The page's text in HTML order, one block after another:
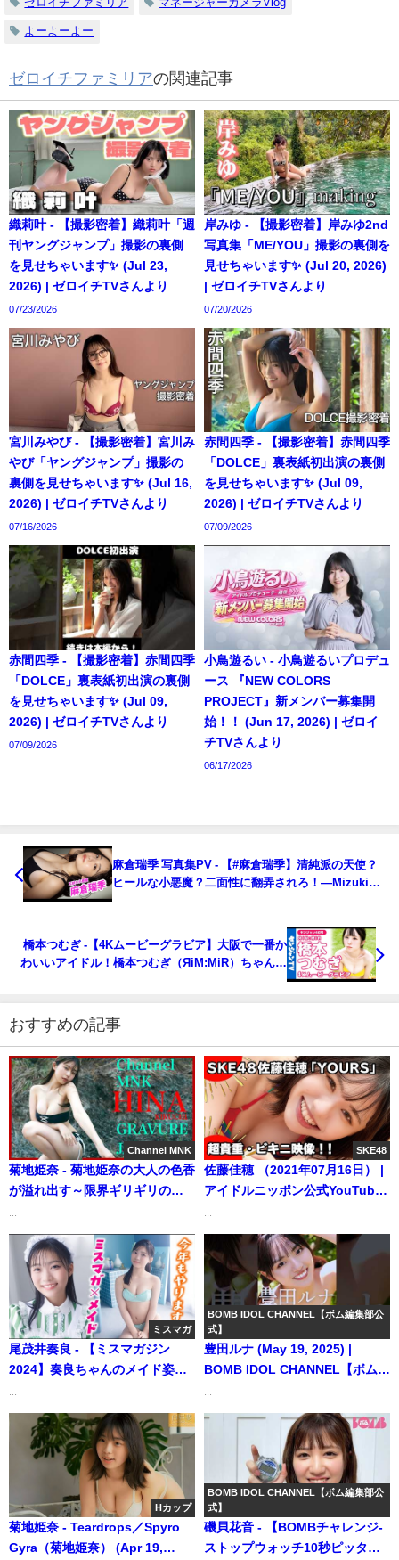
よーよーよー
ゼロイチファミリアの関連記事
織莉叶 - 【撮影密着】織莉叶「週
刊ヤングジャンプ」撮影の裏側
を見せちゃいます✨ (Jul 23,
2026) | ゼロイチTVさんより
07/23/2026
岸みゆ - 【撮影密着】岸みゆ2nd
写真集「ME/YOU」撮影の裏側を
見せちゃいます✨ (Jul 20, 2026)
| ゼロイチTVさんより
07/20/2026
宮川みやび - 【撮影密着】宮川み
やび「ヤングジャンプ」撮影の
裏側を見せちゃいます✨ (Jul 16,
2026) | ゼロイチTVさんより
07/16/2026
赤間四季 - 【撮影密着】赤間四季
「DOLCE」裏表紙初出演の裏側
を見せちゃいます✨ (Jul 09,
2026) | ゼロイチTVさんより
07/09/2026
赤間四季 - 【撮影密着】赤間四季
「DOLCE」裏表紙初出演の裏側
を見せちゃいます✨ (Jul 09,
2026) | ゼロイチTVさんより
07/09/2026
小鳥遊るい - 小鳥遊るいプロデュ
ース 『NEW COLORS
PROJECT』新メンバー募集開
始！！ (Jun 17, 2026) | ゼロイ
チTVさんより
06/17/2026
麻倉瑞季 写真集PV - 【#麻倉瑞季】清純派の天使？
ヒールな小悪魔？二面性に翻弄されろ！―Mizuki
橋本つむぎ -【4Kムービーグラビア】大阪で一番か
わいいアイドル！橋本つむぎ（ЯiM:MiR）ちゃんの
ンTV【集英社ヤングジャンプ公式】さんより
おすすめの記事
Channel MNK
菊地姫奈 - 菊地姫奈の大人の色香
が溢れ出す～限界ギリギリの挑
【21時配信】【GRAVURE】
(Oct 10, 2025) | Channel MNK
さんより
SKE48
佐藤佳穂 （2021年07月16日） |
アイドルニッポン公式YouTube
ミスマガ
尾茂井奏良 - 【ミスマガジン
2024】奏良ちゃんのメイド姿が
TVさんより
BOMB IDOL CHANNEL【ボム編集部公
式】
豊田ルナ (May 19, 2025) |
BOMB IDOL CHANNEL【ボム編
Hカップ
菊地姫奈 - Teardrops／Spyro
Gyra（菊地姫奈） (Apr 19,
BOMB IDOL CHANNEL【ボム編集部公
式】
磯貝花音 - 【BOMBチャレンジ-
ストップウォッチ10秒ピッタ